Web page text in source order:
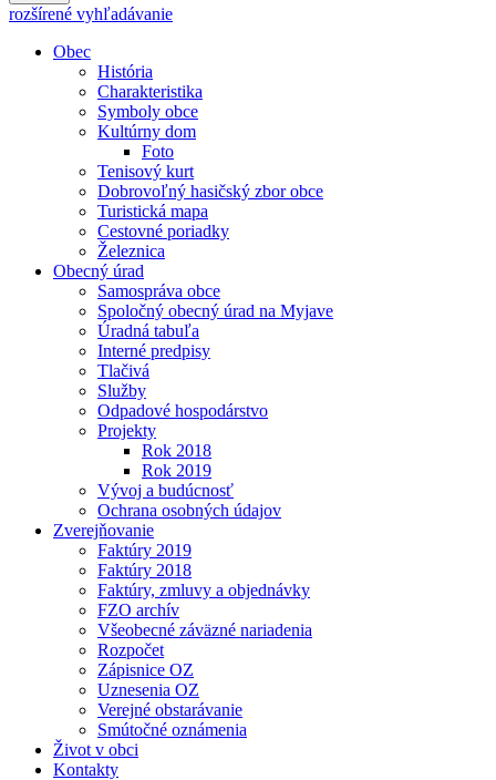
rozšírené vyhľadávanie
Obec
História
Charakteristika
Symboly obce
Kultúrny dom
Foto
Tenisový kurt
Dobrovoľný hasičský zbor obce
Turistická mapa
Cestovné poriadky
Železnica
Obecný úrad
Samospráva obce
Spoločný obecný úrad na Myjave
Úradná tabuľa
Interné predpisy
Tlačivá
Služby
Odpadové hospodárstvo
Projekty
Rok 2018
Rok 2019
Vývoj a budúcnosť
Ochrana osobných údajov
Zverejňovanie
Faktúry 2019
Faktúry 2018
Faktúry, zmluvy a objednávky
FZO archív
Všeobecné záväzné nariadenia
Rozpočet
Zápisnice OZ
Uznesenia OZ
Verejné obstarávanie
Smútočné oznámenia
Život v obci
Kontakty